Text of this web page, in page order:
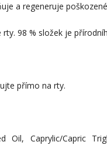
a regeneruje
98 % složek je
přímo na rty.
Oil, Caprylic/Capric